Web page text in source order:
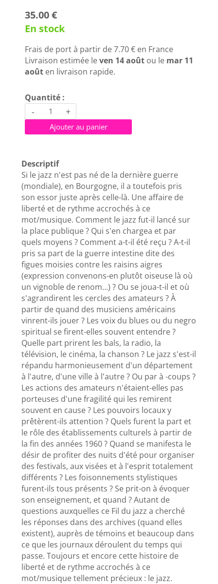
35.00 €
En stock
Frais de port à partir de7.70 € en France
Livraison estimée leven 14 août ou le mar 11
août en livraison rapide.
Quantité :
- +
Ajouter au panier
Descriptif
Si le jazz n'est pas né de la dernière guerre
(mondiale), en Bourgogne, il a toutefois pris
son essor juste après celle-là. Une affaire de
liberté et de rythme accrochés à ce
mot/musique. Comment le jazz fut-il lancé sur
la place publique ? Qui s'en chargea et par
quels moyens ? Comment a-t-il été reçu ? A-t-il
pris sa part de la guerre intestine dite des
figues moisies contre les raisins aigres
(expression convenons-en plutôt oiseuse là où
un vignoble de renom...) ? Ou se joua-t-il et où
s'agrandirent les cercles des amateurs ? À
partir de quand des musiciens américains
vinrent-ils jouer ? Les voix du blues ou du negro
spiritual se firent-elles souvent entendre ?
Quelle part prirent les bals, la radio, la
télévision, le cinéma, la chanson ? Le jazz s'est-il
répandu harmonieusement d'un département
à l'autre, d'une ville à l'autre ? Ou par à -coups ?
Les actions des amateurs n'étaient-elles pas
porteuses d'une fragilité qui les remirent
souvent en cause ? Les pouvoirs locaux y
prêtèrent-ils attention ? Quels furent la part et
le rôle des établissements culturels à partir de
la fin des années 1960 ? Quand se manifesta le
désir de profiter des nuits d'été pour organiser
des festivals, aux visées et à l'esprit totalement
différents ? Les foisonnements stylistiques
furent-ils tous présents ? Se prit-on à évoquer
son enseignement, et quand ? Autant de
questions auxquelles ce Fil du jazz a cherché
les réponses dans des archives (quand elles
existent), auprès de témoins et beaucoup dans
ce que les journaux déroulent du temps qui
passe. Toujours et encore cette histoire de
liberté et de rythme accrochés à ce
mot/musique tellement précieux : le jazz.